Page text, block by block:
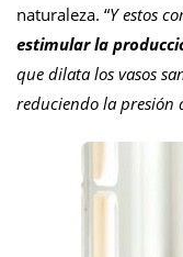
naturaleza. “Y estos
estimular la
que dilata los vasos
reduciendo la presión